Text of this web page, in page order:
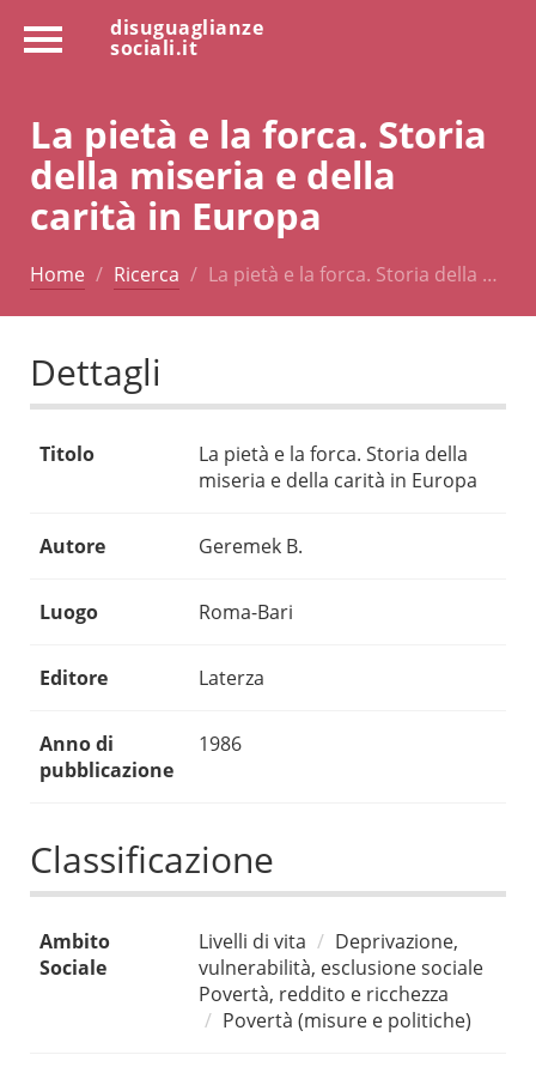
disuguaglianze
sociali.it
La pietà e la forca. Storia
della miseria e della
carità in Europa
Home Ricerca La pietà e la forca. Storia della …
Dettagli
Titolo
La pietà e la forca. Storia della
miseria e della carità in Europa
Autore Geremek B.
Luogo Roma-Bari
Editore Laterza
Anno di
pubblicazione
1986
Classificazione
Ambito
Sociale
Livelli di vita
Deprivazione,
vulnerabilità, esclusione sociale
Povertà, reddito e ricchezza
Povertà (misure e politiche)